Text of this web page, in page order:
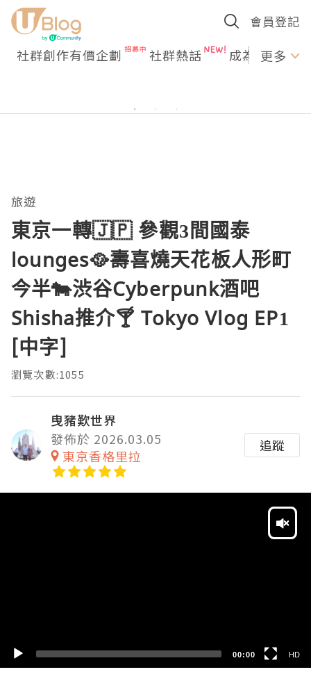
會員登記
社群創作有價企劃 社群熱話 成為U更多
旅遊
東京一轉🇯🇵 參觀3間國泰
lounges🥘壽喜燒天花板人形町
今半🐄渋谷Cyberpunk酒吧
Shisha推介🍸 Tokyo Vlog EP1
[中字]
瀏覽次數:1055
曳豬歎世界
發佈於 2026.03.05
東京香格里拉
追蹤
00:00 HD